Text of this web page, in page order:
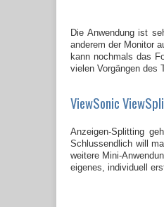
Die Anwendung ist
anderem der Monitor
kann nochmals das
vielen Vorgängen des
ViewSonic
Anzeigen-Splitting
Schlussendlich will
weitere Mini-
eigenes, individuell